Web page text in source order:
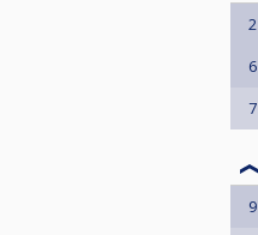
2
6
7
9